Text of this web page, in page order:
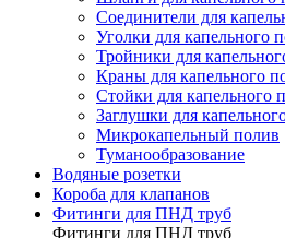
Соединители для
Уголки для капельного
Тройники для
Краны для капельного
Стойки для капельного
Заглушки для
Микрокапельный полив
Туманообразование
Водяные розетки
Короба для клапанов
Фитинги для ПНД труб
Фитинги для ПНД труб